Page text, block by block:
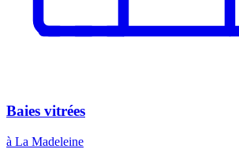
Baies vitrées
à La Madeleine